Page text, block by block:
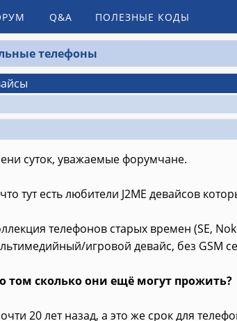
Q&A ПОЛЕЗНЫЕ КОДЫ
телефоны
суток, уважаемые форумчане.
тут есть любители J2ME девайсов
телефонов старых времен (SE,
игровой девайс, без GSM
том сколько они ещё могут прожить?
20 лет назад, а это же срок для